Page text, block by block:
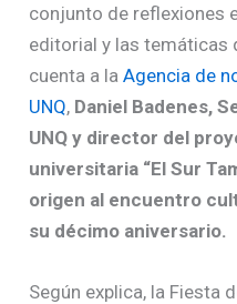
conjunto de reflexiones
editorial y las temáticas
cuenta a laAgencia de
UNQ, Daniel Badenes,
UNQ y director del
universitaria “El Sur
origen al encuentro
su décimo aniversario.
Según explica, la Fiesta